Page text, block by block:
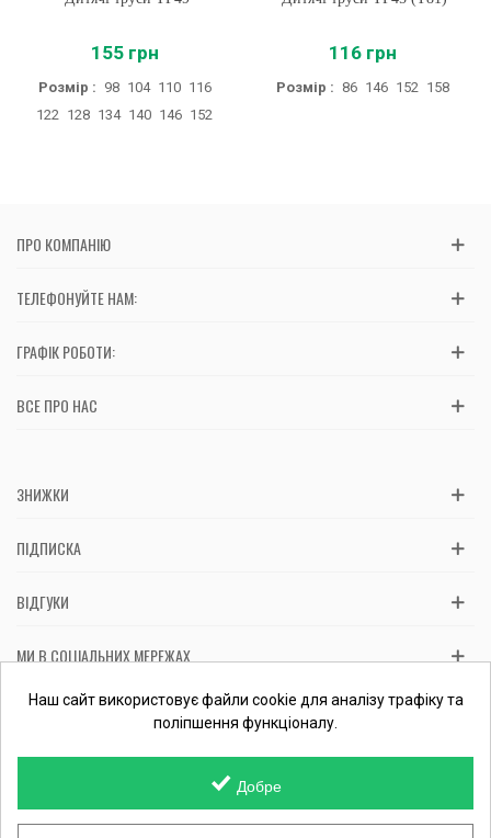
155 грн
Розмір : 98 104 110 116
122 128 134 140 146 152
116 грн
Розмір : 86 146 152 158
ПРО КОМПАНІЮ
ТЕЛЕФОНУЙТЕ НАМ:
ГРАФІК РОБОТИ:
ВСЕ ПРО НАС
ЗНИЖКИ
ПІДПИСКА
ВІДГУКИ
МИ В СОЦІАЛЬНИХ МЕРЕЖАХ
Вас обслуговує: ФОП Косташ С.І., номер запису в ЄДР 2 673 000
0000 057597 від 06.01.2017.Перевірити ФОП
© 2015-2026 MamaTato.org інтернет-магазин. Всі права захищені.
Наш сайт використовує файли cookie для аналізу трафіку та
поліпшення функціоналу.
Добре